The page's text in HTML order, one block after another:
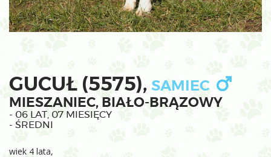
GUCUŁ (5575), SAMIEC
MIESZANIEC, BIAŁO-BRĄZOWY
- 06 LAT, 07 MIESIĘCY
- ŚREDNI
wiek 4 lata,